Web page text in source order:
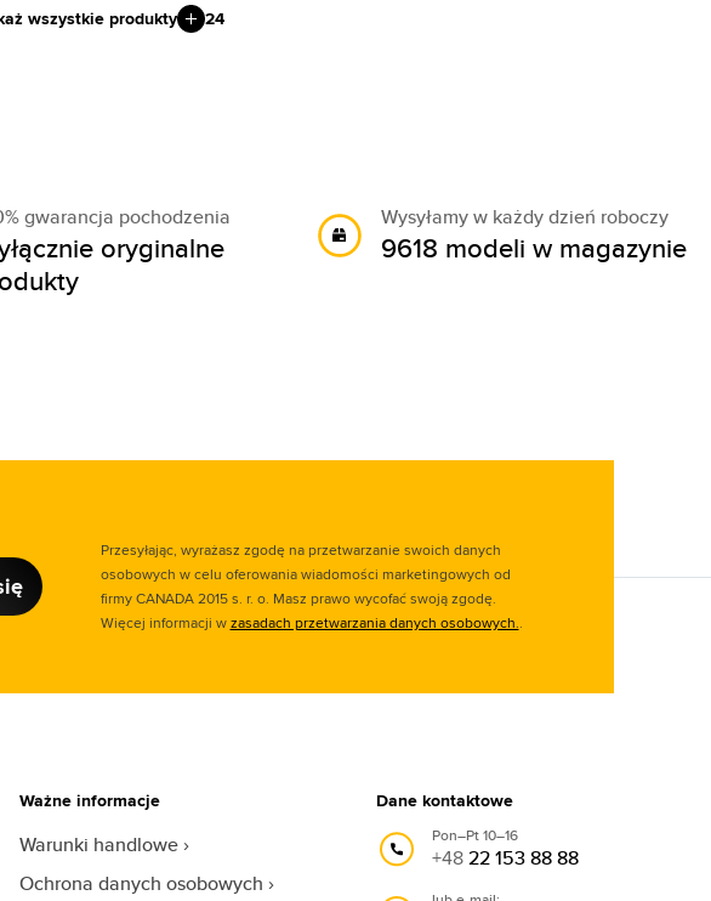
wszystkie produkty 24
gwarancja pochodzenia
oryginalne
Wysyłamy w każdy dzień roboczy
9618 modeli w magazynie
Przesyłając, wyrażasz zgodę na przetwarzanie swoich danych
osobowych w celu oferowania wiadomości marketingowych od
firmy CANADA 2015 s. r. o. Masz prawo wycofać swoją zgodę.
Więcej informacji wzasadach przetwarzania danych osobowych..
Ważne informacje
Warunki handlowe
Ochrona danych osobowych
Dane kontaktowe
Pon–Pt 10–16
+4822 153 88 88